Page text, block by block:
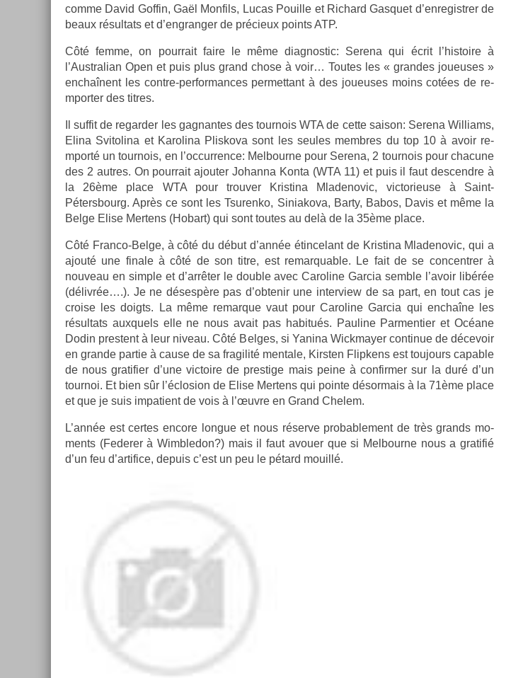
comme David Gof­fin, Gaël Mon­fils, Lucas Pouil­le et Ric­hard Gas­quet d’en­registr­er de
beaux résul­tats et d’engrang­er de précieux points ATP.
Côté femme, on pour­rait faire le même di­ag­nostic: Serena qui écrit l’his­toire à
l’Australian Open et puis plus grand chose à voir… Toutes les « gran­des joueuses »
enchaînent les contre-performances per­met­tant à des joueuses moins cotées de re­
mport­er des tit­res.
Il suf­fit de re­gard­er les gag­nantes des tour­nois WTA de cette saison: Serena Wil­liams,
Elina Svitolina et Karolina Plis­kova sont les seules mem­bres du top 10 à avoir re­
mporté un tour­nois, en l’oc­curr­ence: Mel­bour­ne pour Serena, 2 tour­nois pour chacune
des 2 aut­res. On pour­rait ajout­er Johan­na Konta (WTA 11) et puis il faut de­scendre à
la 26ème place WTA pour trouv­er Kris­tina Mladenovic, vic­torieuse à Saint-
Pétersbourg. Après ce sont les Tsuren­ko, Siniakova, Barty, Babos, Davis et même la
Belge Elise Mer­tens (Hobart) qui sont toutes au delà de la 35ème place.
Côté Franco-Belge, à côté du début d’année étin­celant de Kris­tina Mladenovic, qui a
ajouté une fin­ale à côté de son titre, est re­mar­qu­able. Le fait de se con­centr­er à
nouveau en sim­ple et d’arrêter le doub­le avec Caroline Gar­cia semble l’avoir libérée
(délivrée….). Je ne désespère pas d’ob­tenir une in­ter­view de sa part, en tout cas je
cro­ise les doigts. La même re­mar­que vaut pour Caroline Gar­cia qui enchaîne les
résul­tats aux­quels elle ne nous avait pas habitués. Pauline Par­menti­er et Océane
Dodin pre­stent à leur niveau. Côté Be­lges, si Yanina Wickmay­er con­tinue de décevoir
en gran­de par­tie à cause de sa fragilité men­tale, Kirst­en Flip­kens est toujours cap­able
de nous gratifi­er d’une vic­toire de pre­stige mais peine à con­firm­er sur la duré d’un
tour­noi. Et bien sûr l’éclos­ion de Elise Mer­tens qui poin­te désor­mais à la 71ème place
et que je suis im­patient de vois à l’œuvre en Grand Chelem.
L’année est cer­tes en­core lon­gue et nous réserve pro­bab­le­ment de très grands mo­
ments (Feder­er à Wimbledon?) mais il faut avou­er que si Mel­bour­ne nous a gratifié
d’un feu d’ar­tifice, de­puis c’est un peu le pétard mouillé.